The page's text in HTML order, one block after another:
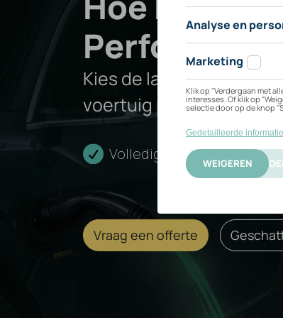
Twin
Motor
Kies de laadoplossing
voertuig past.
Volledige installatie
Vraag een offerte